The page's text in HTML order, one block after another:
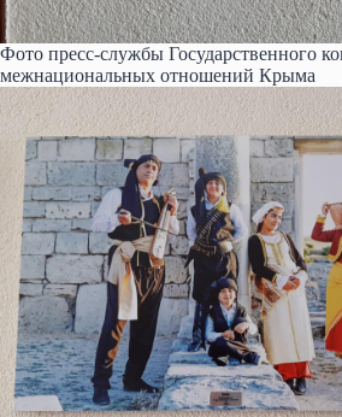
Фото пресс-службы Государственного
межнациональных отношений Крыма